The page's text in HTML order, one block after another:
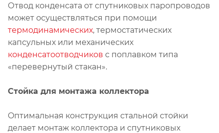
Отвод конденсата от спутниковых паропроводов
может осуществляться при помощи
термодинамических, термостатических
капсульных или механических
конденсатоотводчиков с поплавком типа
«перевернутый стакан».
Стойка для монтажа коллектора
Oптимальная конструкция стальной стойки
делает монтаж коллектора и спутниковых